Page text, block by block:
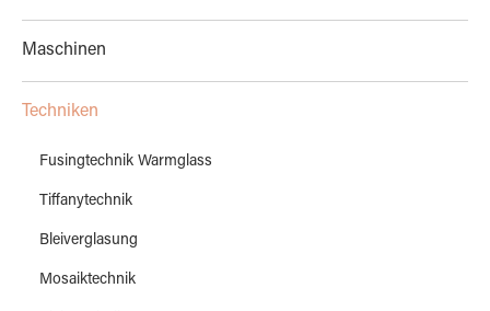
Maschinen
Techniken
Fusingtechnik Warmglass
Tiffanytechnik
Bleiverglasung
Mosaiktechnik